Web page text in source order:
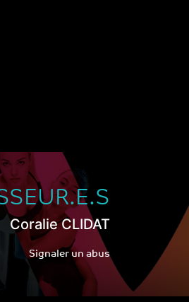
Coralie CLIDAT
Signaler un abus